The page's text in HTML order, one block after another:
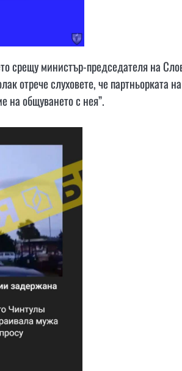
срещу министър-председателя на
отрече слуховете, че партньорката
на общуването с нея”.